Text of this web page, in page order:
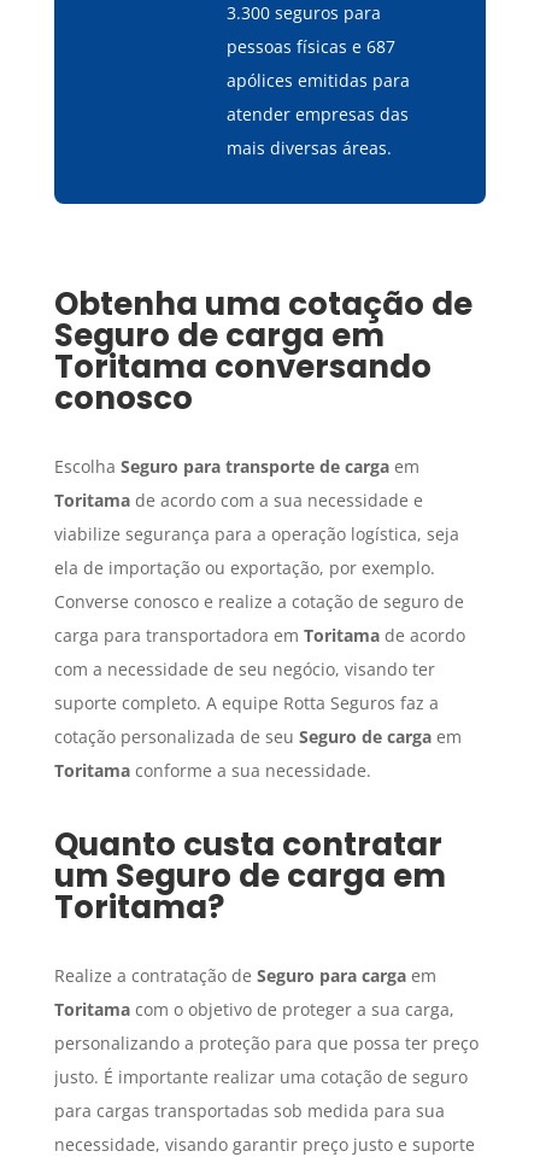
3.300 seguros para
pessoas físicas e 687
apólices emitidas para
atender empresas das
mais diversas áreas.
Obtenha uma cotação de
Seguro de carga em
Toritama conversando
conosco
Escolha Seguro para transporte de cargaem
Toritamade acordo com a sua necessidade e
viabilize segurança para a operação logística, seja
ela de importação ou exportação, por exemplo.
Converse conosco e realize a cotação de seguro de
carga para transportadora em Toritamade acordo
com a necessidade de seu negócio, visando ter
suporte completo. A equipe Rotta Seguros faz a
cotação personalizada de seu Seguro de cargaem
Toritamaconforme a sua necessidade.
Quanto custa contratar
um Seguro de carga em
Toritama?
Realize a contratação de Seguro para cargaem
Toritamacom o objetivo de proteger a sua carga,
personalizando a proteção para que possa ter preço
justo. É importante realizar uma cotação de seguro
para cargas transportadas sob medida para sua
necessidade, visando garantir preço justo e suporte